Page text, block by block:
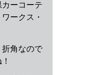
ーコーテ
ークス・
角なので